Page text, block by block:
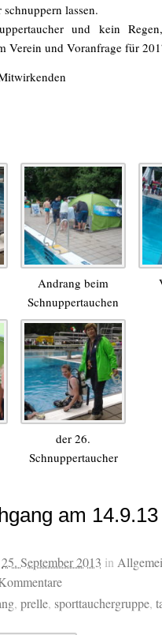
lassen.
und kein
Verein und Voranfrage für
Andrang beim
Schnuppertauchen
der 26.
Schnuppertaucher
am
25. September 2013 in
, prelle, sporttauchergruppe,